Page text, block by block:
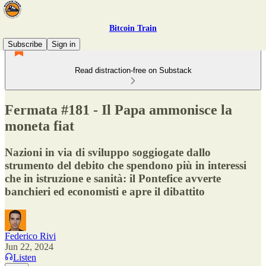
Bitcoin Train
Subscribe
Sign in
Read distraction-free on Substack
Fermata #181 - Il Papa ammonisce la
moneta fiat
Nazioni in via di sviluppo soggiogate dallo
strumento del debito che spendono più in interessi
che in istruzione e sanità: il Pontefice avverte
banchieri ed economisti e apre il dibattito
Federico Rivi
Jun 22, 2024
Listen